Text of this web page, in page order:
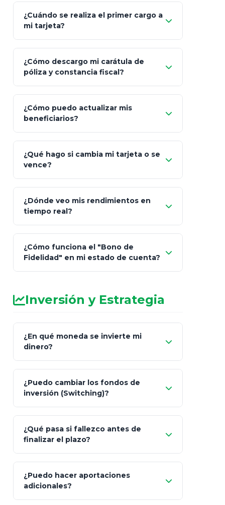
Regístrate"
¿Cuándo se realiza el primer cargo a
mi tarjeta?
¿Cómo descargo mi carátula de
póliza y constancia fiscal?
"Mis Pólizas" > "Documentos"
¿Cómo puedo actualizar mis
beneficiarios?
¿Qué hago si cambia mi tarjeta o se
vence?
"Link
de Cobro Seguro"
¿Dónde veo mis rendimientos en
tiempo real?
¿Cómo funciona el "Bono de
Fidelidad" en mi estado de cuenta?
Inversión y Estrategia
¿En qué moneda se invierte mi
dinero?
inflación), Dólares o Euros
¿Puedo cambiar los fondos de
inversión (Switching)?
"Switching" (cambio de fondos)
¿Qué pasa si fallezco antes de
finalizar el plazo?
100% a tus
beneficiarios designados
¿Puedo hacer aportaciones
adicionales?